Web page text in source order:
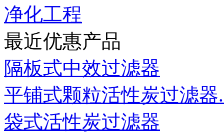
净化工程
最近优惠产品
隔板式中效过滤器
平铺式颗粒活性炭过滤器
袋式活性炭过滤器